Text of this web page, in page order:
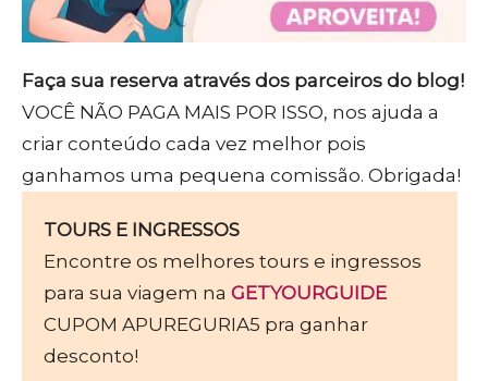
Faça sua reserva através dos parceiros do blog!
VOCÊ NÃO PAGA MAIS POR ISSO, nos ajuda a
criar conteúdo cada vez melhor pois
ganhamos uma pequena comissão. Obrigada!
TOURS E INGRESSOS
Encontre os melhores tours e ingressos
para sua viagem naGETYOURGUIDE
CUPOM APUREGURIA5 pra ganhar
desconto!